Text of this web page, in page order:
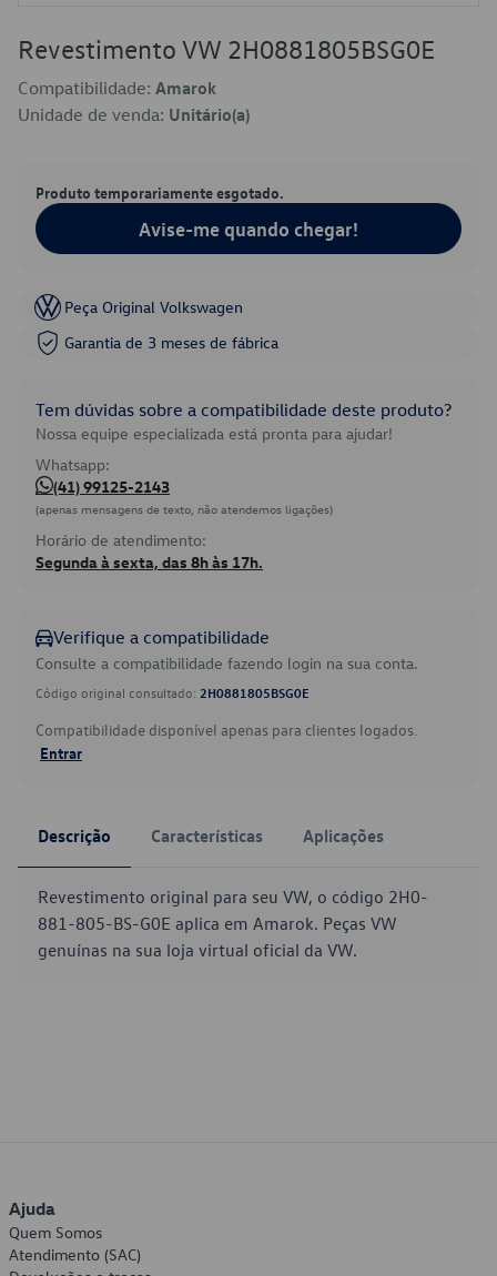
Revestimento VW 2H0881805BSG0E
Compatibilidade: Amarok
Unidade de venda: Unitário(a)
Produto temporariamente esgotado.
Avise-me quando chegar!
Peça Original Volkswagen
Garantia de 3 meses de fábrica
Tem dúvidas sobre a compatibilidade deste produto?
Nossa equipe especializada está pronta para ajudar!
Whatsapp:
(41) 99125-2143
(apenas mensagens de texto, não atendemos ligações)
Horário de atendimento:
Segunda à sexta, das 8h às 17h.
Verifique a compatibilidade
Consulte a compatibilidade fazendo login na sua conta.
Código original consultado: 2H0881805BSG0E
Compatibilidade disponível apenas para clientes logados.
Entrar
Descrição Características Aplicações
Revestimento original para seu VW, o código 2H0-
881-805-BS-G0E aplica em Amarok. Peças VW
genuínas na sua loja virtual oficial da VW.
Ajuda
Quem Somos
Atendimento (SAC)